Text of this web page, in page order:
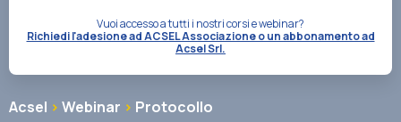
Vuoi accesso a tutti i nostri corsi e webinar?
Richiedi l'adesione ad ACSEL Associazione o un abbonamento ad
Acsel Srl.
Acsel > Webinar > Protocollo